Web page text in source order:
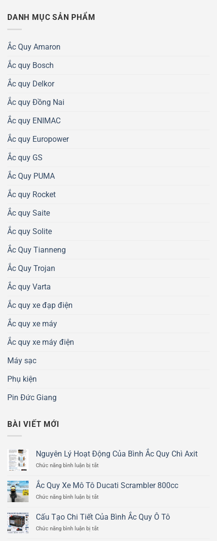
DANH MỤC SẢN PHẨM
Ắc Quy Amaron
Ắc quy Bosch
Ắc quy Delkor
Ắc quy Đồng Nai
Ắc quy ENIMAC
Ắc quy Europower
Ắc quy GS
Ắc Quy PUMA
Ắc quy Rocket
Ắc quy Saite
Ắc quy Solite
Ắc Quy Tianneng
Ắc Quy Trojan
Ắc quy Varta
Ắc quy xe đạp điện
Ắc quy xe máy
Ắc quy xe máy điện
Máy sạc
Phụ kiện
Pin Đức Giang
BÀI VIẾT MỚI
Nguyên Lý Hoạt Động Của Bình Ắc Quy Chì Axit
Chức năng bình luận bị tắt
Lý
Hoạt
Động
Bình
Quy
Ắc Quy Xe Mô Tô Ducati Scrambler 800cc
Chức năng bình luận bị tắt
Quy
Xe
Mô
Cấu Tạo Chi Tiết Của Bình Ắc Quy Ô Tô
Chức năng bình luận bị tắt